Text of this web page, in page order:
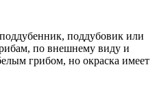
поддубовик или
по внешнему виду и
грибом, но окраска имеет